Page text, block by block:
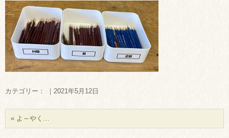
カテゴリー： ｜2021年5月12日
« よ～やく…